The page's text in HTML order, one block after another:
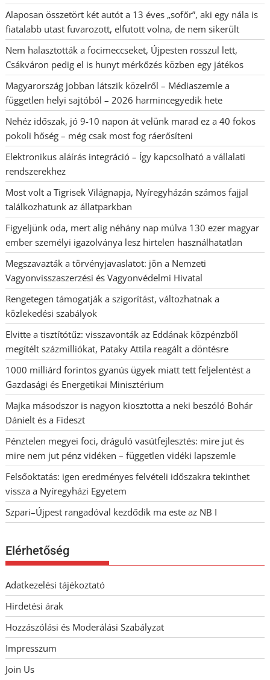
Alaposan összetört két autót a 13 éves „sofőr”, aki egy nála is
fiatalabb utast fuvarozott, elfutott volna, de nem sikerült
Nem halasztották a focimeccseket, Újpesten rosszul lett,
Csákváron pedig el is hunyt mérkőzés közben egy játékos
Magyarország jobban látszik közelről – Médiaszemle a
független helyi sajtóból – 2026 harmincegyedik hete
Nehéz időszak, jó 9-10 napon át velünk marad ez a 40 fokos
pokoli hőség – még csak most fog ráerősíteni
Elektronikus aláírás integráció – Így kapcsolható a vállalati
rendszerekhez
Most volt a Tigrisek Világnapja, Nyíregyházán számos fajjal
találkozhatunk az állatparkban
Figyeljünk oda, mert alig néhány nap múlva 130 ezer magyar
ember személyi igazolványa lesz hirtelen használhatatlan
Megszavazták a törvényjavaslatot: jön a Nemzeti
Vagyonvisszaszerzési és Vagyonvédelmi Hivatal
Rengetegen támogatják a szigorítást, változhatnak a
közlekedési szabályok
Elvitte a tisztítótűz: visszavonták az Eddának közpénzből
megítélt százmilliókat, Pataky Attila reagált a döntésre
1000 milliárd forintos gyanús ügyek miatt tett feljelentést a
Gazdasági és Energetikai Minisztérium
Majka másodszor is nagyon kiosztotta a neki beszóló Bohár
Dánielt és a Fideszt
Pénztelen megyei foci, dráguló vasútfejlesztés: mire jut és
mire nem jut pénz vidéken – független vidéki lapszemle
Felsőoktatás: igen eredményes felvételi időszakra tekinthet
vissza a Nyíregyházi Egyetem
Szpari–Újpest rangadóval kezdődik ma este az NB I
Elérhetőség
Adatkezelési tájékoztató
Hirdetési árak
Hozzászólási és Moderálási Szabályzat
Impresszum
Join Us